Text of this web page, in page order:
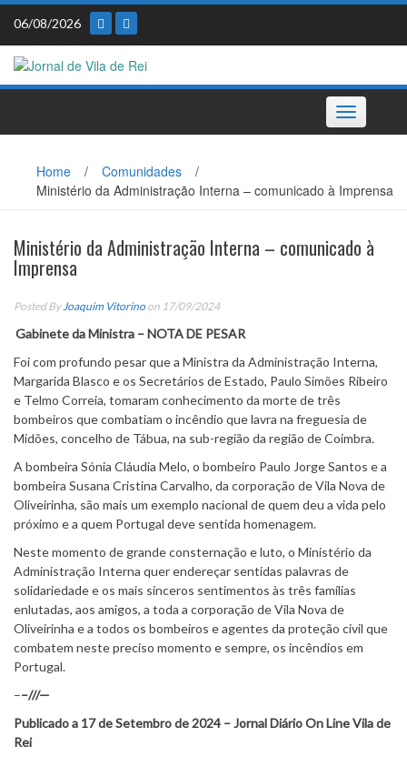
Skip
content
06/08/2026
Toggle
navigation
Home / Comunidades
/
Ministério da Administração Interna – comunicado à Imprensa
Ministério da Administração Interna – comunicado à
Imprensa
Posted By Joaquim Vitorino on 17/09/2024
Gabinete da Ministra – NOTA DE PESAR
Foi com profundo pesar que a Ministra da Administração Interna,
Margarida Blasco e os Secretários de Estado, Paulo Simões Ribeiro
e Telmo Correia, tomaram conhecimento da morte de três
bombeiros que combatiam o incêndio que lavra na freguesia de
Midões, concelho de Tábua, na sub-região da região de Coimbra.
A bombeira Sónia Cláudia Melo, o bombeiro Paulo Jorge Santos e a
bombeira Susana Cristina Carvalho, da corporação de Vila Nova de
Oliveirinha, são mais um exemplo nacional de quem deu a vida pelo
próximo e a quem Portugal deve sentida homenagem.
Neste momento de grande consternação e luto, o Ministério da
Administração Interna quer endereçar sentidas palavras de
solidariedade e os mais sinceros sentimentos às três famílias
enlutadas, aos amigos, a toda a corporação de Vila Nova de
Oliveirinha e a todos os bombeiros e agentes da proteção civil que
combatem neste preciso momento e sempre, os incêndios em
Portugal.
––///—
Publicado a 17 de Setembro de 2024 – Jornal Diário On Line Vila de
Rei